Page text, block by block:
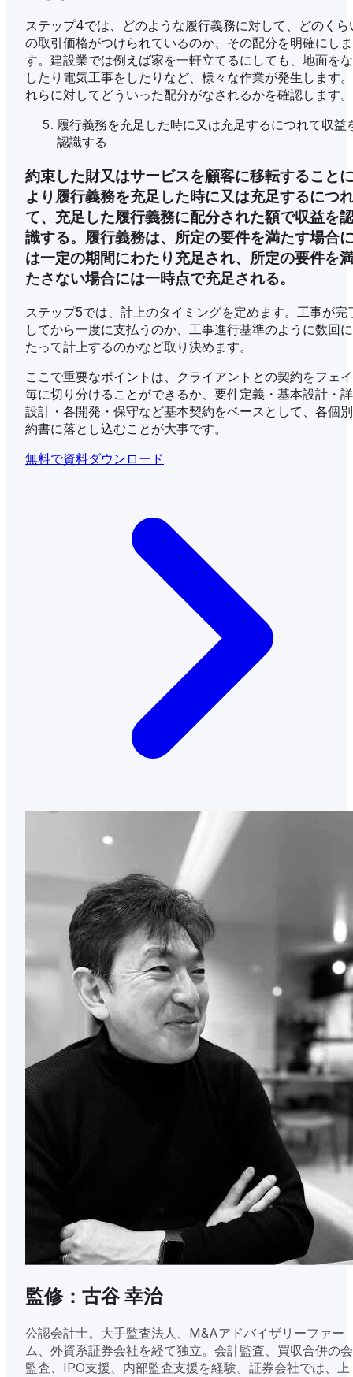
ステップ4では、どのような履行義務に対して、どのくら
の取引価格がつけられているのか、その配分を明確にしま
す。建設業では例えば家を一軒立てるにしても、地面を
したり電気工事をしたりなど、様々な作業が発生します
れらに対してどういった配分がなされるかを確認します。
履行義務を充足した時に又は充足するにつれて収益
認識する
約束した財又はサービスを顧客に移転すること
より履行義務を充足した時に又は充足するにつ
て、充足した履行義務に配分された額で収益を
識する。履行義務は、所定の要件を満たす場合
は一定の期間にわたり充足され、所定の要件を
たさない場合には一時点で充足される。
ステップ5では、計上のタイミングを定めます。工事が完
してから一度に支払うのか、工事進行基準のように数回
たって計上するのかなど取り決めます。
ここで重要なポイントは、クライアントとの契約をフェ
毎に切り分けることができるか、要件定義・基本設計・
設計・各開発・保守など基本契約をベースとして、各個
約書に落とし込むことが大事です。
無料で資料ダウンロード
監修：古谷 幸治
公認会計士。大手監査法人、M&Aアドバイザリーファー
ム、外資系証券会社を経て独立。会計監査、買収合併の
監査、IPO支援、内部監査支援を経験。証券会社では、上